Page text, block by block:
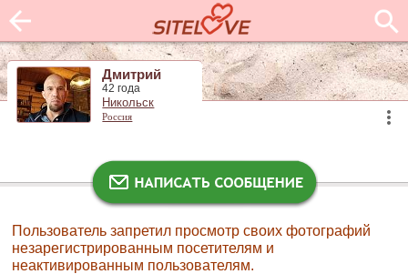
Дмитрий
42 года
Никольск
Россия
Пользователь запретил просмотр своих фотографий
незарегистрированным посетителям и
неактивированным пользователям.